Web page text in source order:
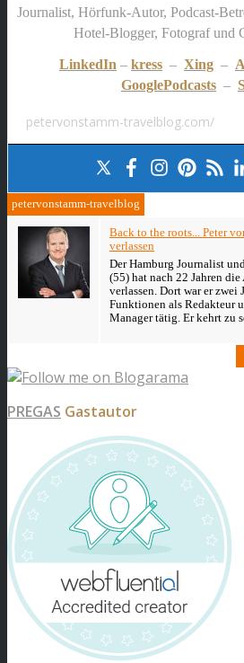
Journalist, Hörfunk-Autor, Podcast-
Hotel-Blogger, Fotograf und
LinkedIn – kress – Xing –
GooglePodcasts –
petervonstamm-travelblog.com/
petervonstamm-travelblog
Back to the roots... Peter
verlassen
Der Hamburg Journalist
(55) hat nach 22 Jahren
verlassen. Dort war er
Funktionen als Redakteur
Manager tätig. Er kehrt zu
PREGAS Gastautor